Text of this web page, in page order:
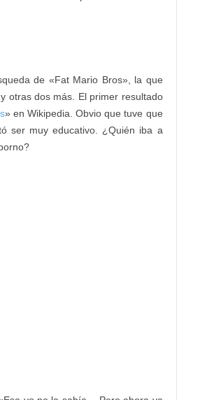
de «Fat Mario Bros», la que
otras dos más. El primer resultado
» en Wikipedia. Obvio que tuve que
ser muy educativo. ¿Quién iba a